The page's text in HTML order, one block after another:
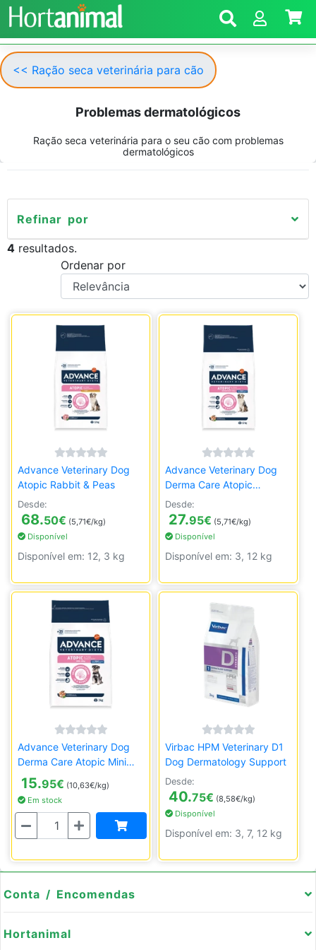
<< Ração seca veterinária para cão
Problemas dermatológicos
Ração seca veterinária para o seu cão com problemas
dermatológicos
Refinar por
4 resultados.
Ordenar por
Advance Veterinary Dog
Atopic Rabbit & Peas
Desde:
68.50€ (5,71€/kg)
Disponível
Disponível em: 12, 3 kg
Advance Veterinary Dog
Derma Care Atopic
Medium/Maxi
Desde:
27.95€ (5,71€/kg)
Disponível
Disponível em: 3, 12 kg
Advance Veterinary Dog
Derma Care Atopic Mini
1.5kg
15.95€ (10,63€/kg)
Em stock
Quantidade
Virbac HPM Veterinary D1
Dog Dermatology Support
Desde:
40.75€ (8,58€/kg)
Disponível
Disponível em: 3, 7, 12 kg
Conta / Encomendas
Hortanimal